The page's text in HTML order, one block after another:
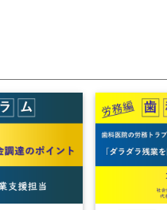
直接退職の意思表示を
退職できる時代なのです
職をさせない努力は必
が怖くて言いたいこと
ません。
一体どうしたらよいの